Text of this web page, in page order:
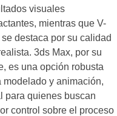
visuales
mientras que V-
se destaca por su calidad
3ds Max, por su
es una opción robusta
modelado y animación,
para quienes buscan
control sobre el proceso